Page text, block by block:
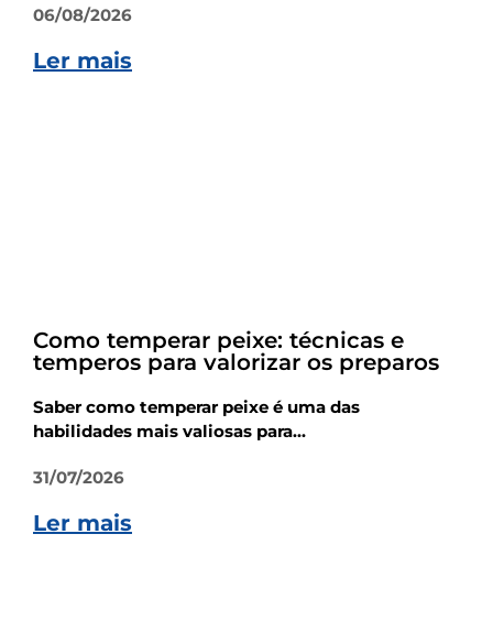
06/08/2026
Ler mais
Como temperar peixe: técnicas e
temperos para valorizar os preparos
Saber como temperar peixe é uma das
habilidades mais valiosas para...
31/07/2026
Ler mais